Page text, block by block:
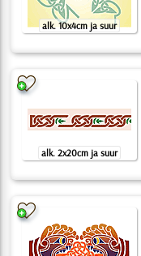
alk. 10x4cm ja suur
alk. 2x20cm ja suur